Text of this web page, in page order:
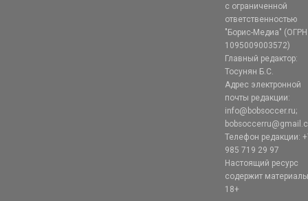
с ограниченной
ответственностью
"Борис-Медиа" (ОГРН
1095009003572)
Главный редактор:
Тосунян Б.С.
Адрес электронной
почты редакции:
info@bobsoccer.ru;
Телефон редакции:
985 719 29 97
Настоящий ресурс
содержит
18+